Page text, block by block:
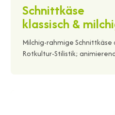
Schnittkäse
klassisch &
Milchig-rahmige
Rotkultur-Stilistik;